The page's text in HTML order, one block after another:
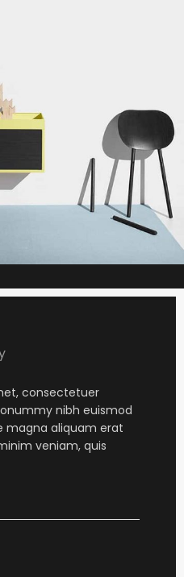
consectetuer
nibh euismod
magna aliquam erat
veniam, quis